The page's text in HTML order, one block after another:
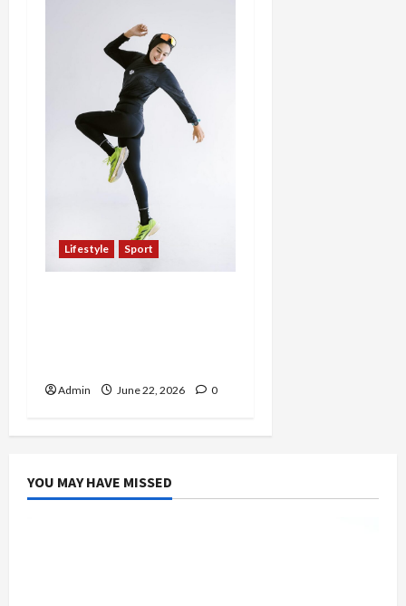
Lifestyle Sport
Admin June 22, 2026 0
YOU MAY HAVE MISSED